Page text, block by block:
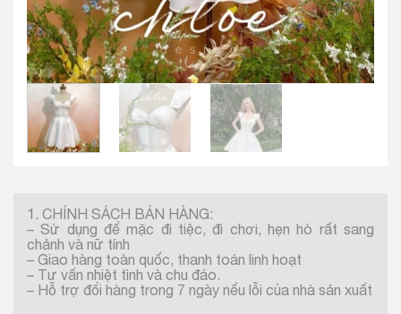
1. CHÍNH SÁCH BÁN HÀNG:
– Sử dụng để mặc đi tiệc, đi chơi, hẹn hò rất sang
chảnh và nữ tính
– Giao hàng toàn quốc, thanh toán linh hoạt
– Tư vấn nhiệt tình và chu đáo.
– Hỗ trợ đổi hàng trong 7 ngày nếu lỗi của nhà sản xuất